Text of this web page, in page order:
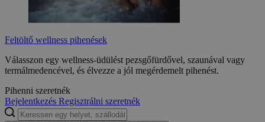
Feltöltő wellness pihenések
Válasszon egy wellness-üdülést pezsgőfürdővel, szaunával vagy
termálmedencével, és élvezze a jól megérdemelt pihenést.
Pihenni szeretnék
Bejelentkezés Regisztrálni szeretnék